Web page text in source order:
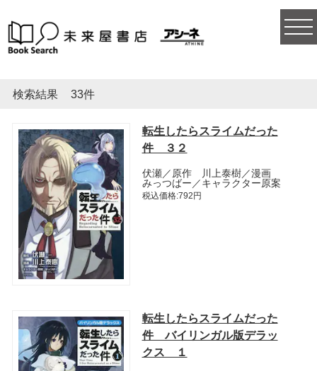
検索結果 33件
転生したらスライムだった
件 ３２
伏瀬／原作 川上泰樹／漫画
みっつばー／キャラクター原案
税込価格:792円
転生したらスライムだった
件 バイリンガル版デラッ
クス １